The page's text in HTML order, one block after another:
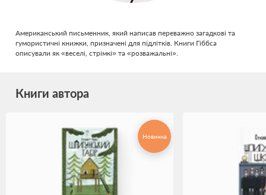
Американський письменник, який написав переважно загадкові та
гумористичні книжки, призначені для підлітків. Книги Гіббса
описували як «веселі, стрімкі» та «розважальні».
Книги автора
Новинка